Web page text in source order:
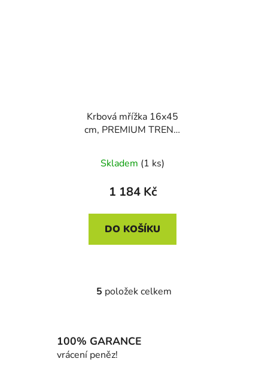
Krbová mřížka 16x45
cm, PREMIUM TREND
Skladem (1 ks)
1 184 Kč
DO KOŠÍKU
O
á
d
5 položek celkem
100% GARANCE
vrácení peněz!